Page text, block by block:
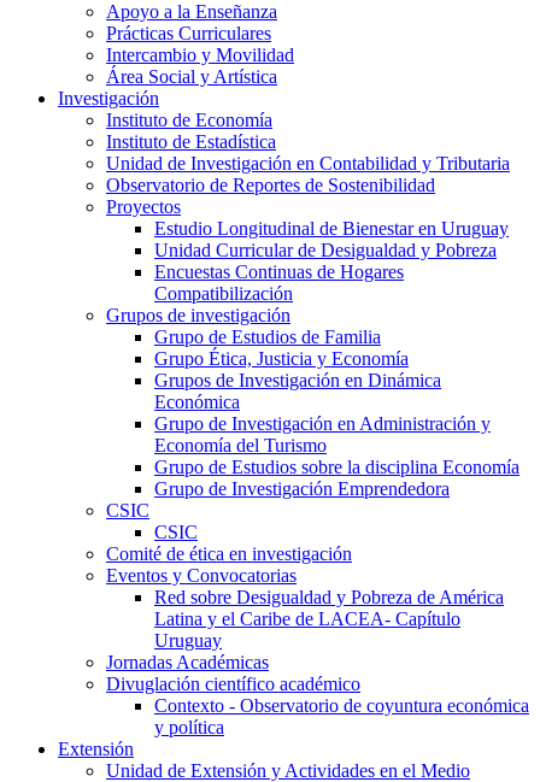
Apoyo a la Enseñanza
Prácticas Curriculares
Intercambio y Movilidad
Área Social y Artística
Investigación
Instituto de Economía
Instituto de Estadística
Unidad de Investigación en Contabilidad y Tributaria
Observatorio de Reportes de Sostenibilidad
Proyectos
Estudio Longitudinal de Bienestar en Uruguay
Unidad Curricular de Desigualdad y Pobreza
Encuestas Continuas de Hogares
Compatibilización
Grupos de investigación
Grupo de Estudios de Familia
Grupo Ética, Justicia y Economía
Grupos de Investigación en Dinámica
Económica
Grupo de Investigación en Administración y
Economía del Turismo
Grupo de Estudios sobre la disciplina Economía
Grupo de Investigación Emprendedora
CSIC
CSIC
Comité de ética en investigación
Eventos y Convocatorias
Red sobre Desigualdad y Pobreza de América
Latina y el Caribe de LACEA- Capítulo
Uruguay
Jornadas Académicas
Divuglación científico académico
Contexto - Observatorio de coyuntura económica
y política
Extensión
Unidad de Extensión y Actividades en el Medio